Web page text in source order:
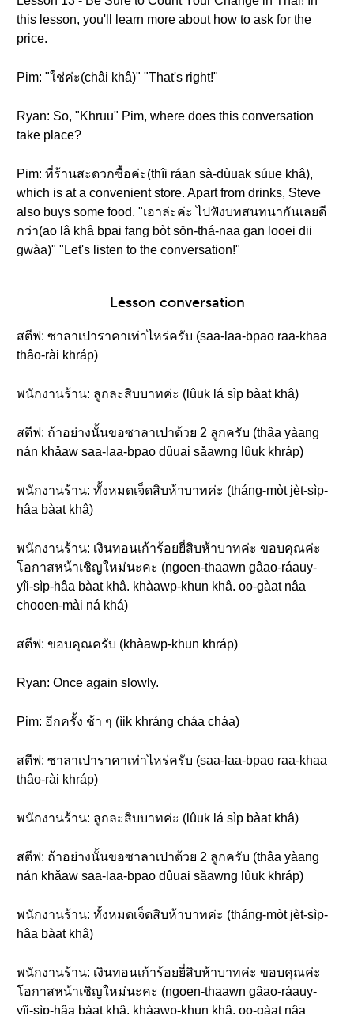
this lesson, you'll learn more about how to ask for the
price.
Pim: "ใช่ค่ะ(châi khâ)" "That's right!"
Ryan: So, "Khruu" Pim, where does this conversation
take place?
Pim: ที่ร้านสะดวกซื้อค่ะ(thîi ráan sà-dùuak súue khâ),
which is at a convenient store. Apart from drinks, Steve
also buys some food. "เอาล่ะค่ะ ไปฟังบทสนทนากันเลยดี
กว่า(ao lâ khâ bpai fang bòt sŏn-thá-naa gan looei dii
gwàa)" "Let's listen to the conversation!"
Lesson conversation
สตีฟ: ซาลาเปาราคาเท่าไหร่ครับ (saa-laa-bpao raa-khaa
thâo-rài khráp)
พนักงานร้าน: ลูกละสิบบาทค่ะ (lûuk lá sìp bàat khâ)
สตีฟ: ถ้าอย่างนั้นขอซาลาเปาด้วย 2 ลูกครับ (thâa yàang
nán khǎaw saa-laa-bpao dûuai sǎawng lûuk khráp)
พนักงานร้าน: ทั้งหมดเจ็ดสิบห้าบาทค่ะ (tháng-mòt jèt-sìp-
hâa bàat khâ)
พนักงานร้าน: เงินทอนเก้าร้อยยี่สิบห้าบาทค่ะ ขอบคุณค่ะ
โอกาสหน้าเชิญใหม่นะคะ (ngoen-thaawn gâao-ráauy-
yîi-sìp-hâa bàat khâ. khàawp-khun khâ. oo-gàat nâa
chooen-mài ná khá)
สตีฟ: ขอบคุณครับ (khàawp-khun khráp)
Ryan: Once again slowly.
Pim: อีกครั้ง ช้า ๆ (ìik khráng cháa cháa)
สตีฟ: ซาลาเปาราคาเท่าไหร่ครับ (saa-laa-bpao raa-khaa
thâo-rài khráp)
พนักงานร้าน: ลูกละสิบบาทค่ะ (lûuk lá sìp bàat khâ)
สตีฟ: ถ้าอย่างนั้นขอซาลาเปาด้วย 2 ลูกครับ (thâa yàang
nán khǎaw saa-laa-bpao dûuai sǎawng lûuk khráp)
พนักงานร้าน: ทั้งหมดเจ็ดสิบห้าบาทค่ะ (tháng-mòt jèt-sìp-
hâa bàat khâ)
พนักงานร้าน: เงินทอนเก้าร้อยยี่สิบห้าบาทค่ะ ขอบคุณค่ะ
โอกาสหน้าเชิญใหม่นะคะ (ngoen-thaawn gâao-ráauy-
yîi-sìp-hâa bàat khâ. khàawp-khun khâ. oo-gàat nâa